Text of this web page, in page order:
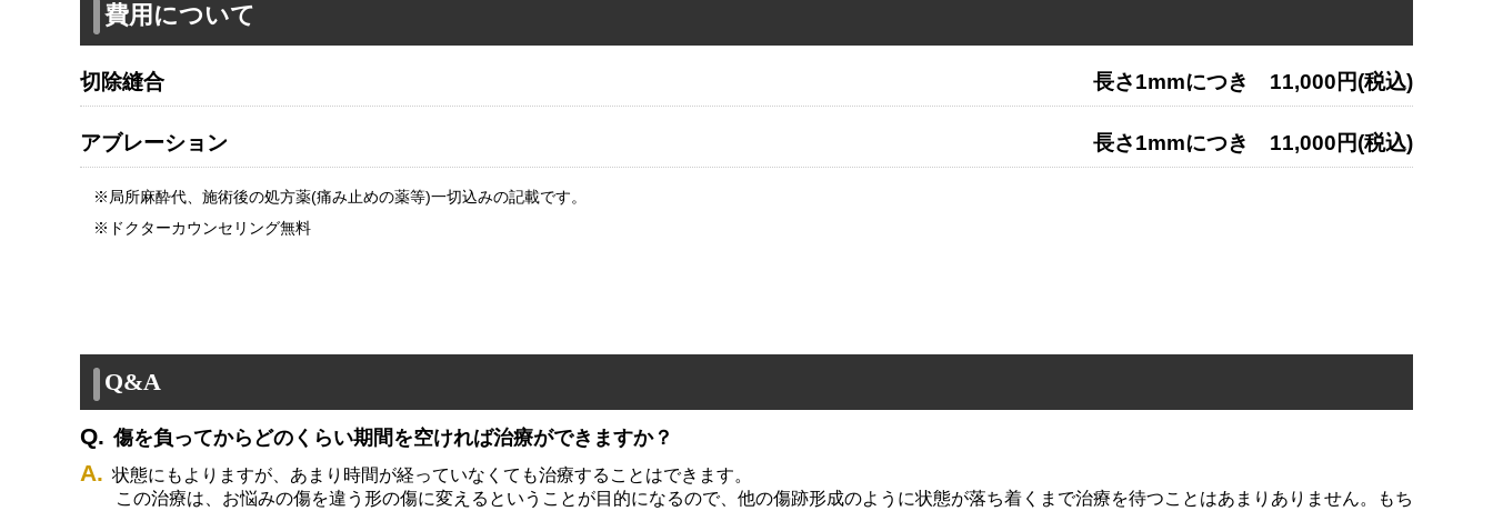
費用について
切除縫合 長さ1mmにつき 11,000円(税込)
アブレーション 長さ1mmにつき 11,000円(税込)
※局所麻酔代、施術後の処方薬(痛み止めの薬等)一切込みの記載です。
※ドクターカウンセリング無料
Q&A
傷を負ってからどのくらい期間を空ければ治療ができますか？
状態にもよりますが、あまり時間が経っていなくても治療することはできます。
この治療は、お悩みの傷を違う形の傷に変えるということが目的になるので、他の傷跡形成のように状態が落ち着くまで治療を待つことはあまりありません。もち